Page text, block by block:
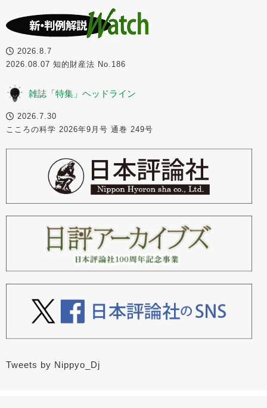
2026.8.7
2026.08.07 知的財産法 No.186
雑誌「特集」ヘッドライン
2026.7.30
こころの科学 2026年9月号 通巻 249号
Tweets by Nippyo_Dj